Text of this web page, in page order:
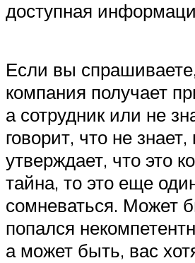
доступная
Если вы
компания получает
а сотрудник или не
говорит, что не знает,
утверждает, что это
тайна, то это еще
сомневаться. Может
попался
а может быть, вас